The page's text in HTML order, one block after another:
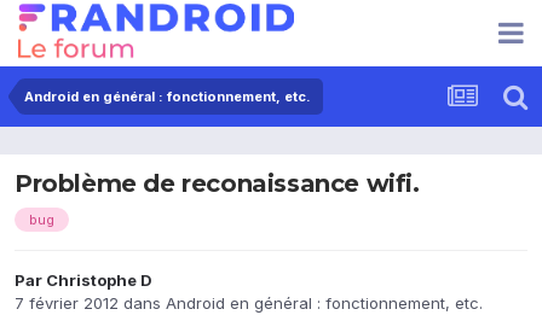
Android en général : fonctionnement, etc.
Problème de reconaissance wifi.
bug
Par Christophe D
7 février 2012 dans Android en général : fonctionnement, etc.